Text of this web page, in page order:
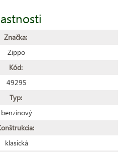
Značka:
Zippo
Kód:
49295
Typ:
benzínový
klasická